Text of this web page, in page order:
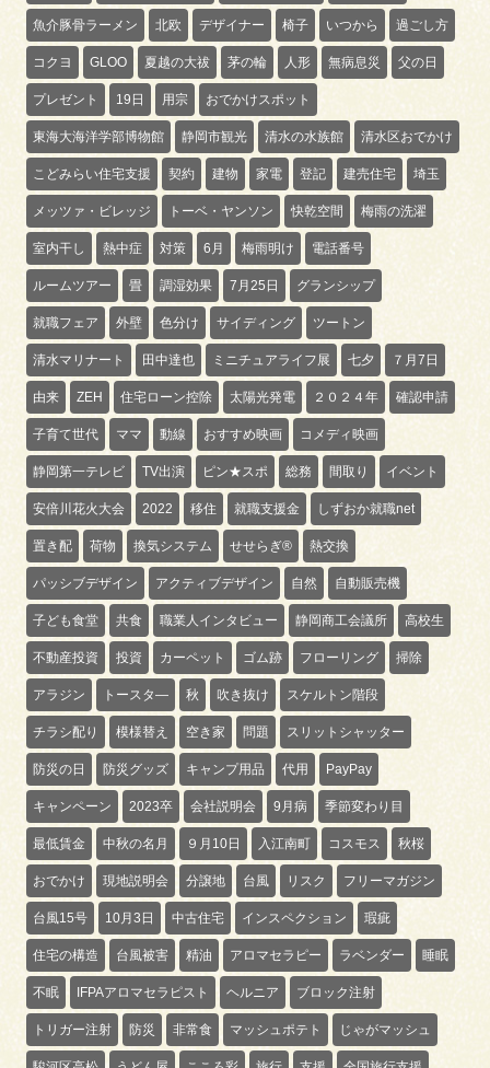
魚介豚骨ラーメン 北欧 デザイナー 椅子 いつから 過ごし方
コクヨ GLOO 夏越の大祓 茅の輪 人形 無病息災 父の日
プレゼント 19日 用宗 おでかけスポット
東海大海洋学部博物館 静岡市観光 清水の水族館 清水区おでかけ
こどみらい住宅支援 契約 建物 家電 登記 建売住宅 埼玉
メッツァ・ビレッジ トーベ・ヤンソン 快乾空間 梅雨の洗濯
室内干し 熱中症 対策 6月 梅雨明け 電話番号
ルームツアー 畳 調湿効果 7月25日 グランシップ
就職フェア 外壁 色分け サイディング ツートン
清水マリナート 田中達也 ミニチュアライフ展 七夕 ７月7日
由来 ZEH 住宅ローン控除 太陽光発電 ２０２４年 確認申請
子育て世代 ママ 動線 おすすめ映画 コメディ映画
静岡第一テレビ TV出演 ピン★スポ 総務 間取り イベント
安倍川花火大会 2022 移住 就職支援金 しずおか就職net
置き配 荷物 換気システム せせらぎ® 熱交換
パッシブデザイン アクティブデザイン 自然 自動販売機
子ども食堂 共食 職業人インタビュー 静岡商工会議所 高校生
不動産投資 投資 カーペット ゴム跡 フローリング 掃除
アラジン トースタ― 秋 吹き抜け スケルトン階段
チラシ配り 模様替え 空き家 問題 スリットシャッター
防災の日 防災グッズ キャンプ用品 代用 PayPay
キャンペーン 2023卒 会社説明会 9月病 季節変わり目
最低賃金 中秋の名月 ９月10日 入江南町 コスモス 秋桜
おでかけ 現地説明会 分譲地 台風 リスク フリーマガジン
台風15号 10月3日 中古住宅 インスペクション 瑕疵
住宅の構造 台風被害 精油 アロマセラピー ラベンダー 睡眠
不眠 IFPAアロマセラピスト ヘルニア ブロック注射
トリガー注射 防災 非常食 マッシュポテト じゃがマッシュ